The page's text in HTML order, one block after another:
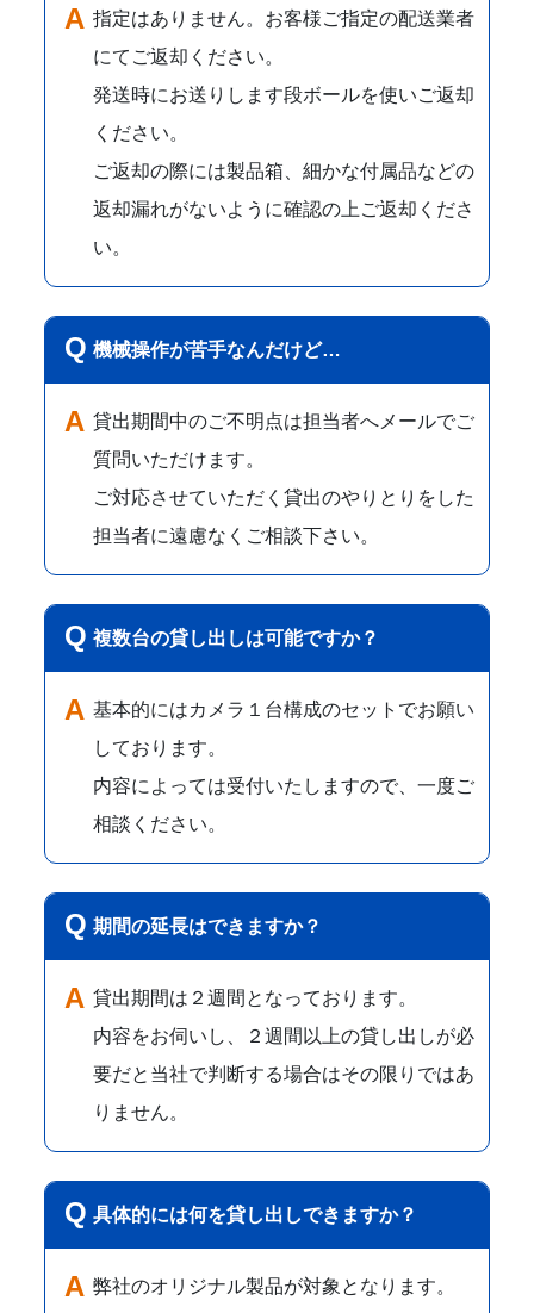
指定はありません。お客様ご指定の配送業者
にてご返却ください。
発送時にお送りします段ボールを使いご返却
ください。
ご返却の際には製品箱、細かな付属品などの
返却漏れがないように確認の上ご返却くださ
い。
機械操作が苦手なんだけど…
貸出期間中のご不明点は担当者へメールでご
質問いただけます。
ご対応させていただく貸出のやりとりをした
担当者に遠慮なくご相談下さい。
複数台の貸し出しは可能ですか？
基本的にはカメラ１台構成のセットでお願い
しております。
内容によっては受付いたしますので、一度ご
相談ください。
期間の延長はできますか？
貸出期間は２週間となっております。
内容をお伺いし、２週間以上の貸し出しが必
要だと当社で判断する場合はその限りではあ
りません。
具体的には何を貸し出しできますか？
弊社のオリジナル製品が対象となります。